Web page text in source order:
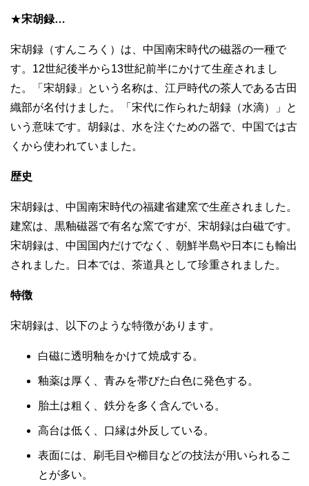
★宋胡録…
宋胡録（すんころく）は、中国南宋時代の磁器の一種で
す。12世紀後半から13世紀前半にかけて生産されまし
た。「宋胡録」という名称は、江戸時代の茶人である古田
織部が名付けました。「宋代に作られた胡録（水滴）」と
いう意味です。胡録は、水を注ぐための器で、中国では古
くから使われていました。
歴史
宋胡録は、中国南宋時代の福建省建窯で生産されました。
建窯は、黒釉磁器で有名な窯ですが、宋胡録は白磁です。
宋胡録は、中国国内だけでなく、朝鮮半島や日本にも輸出
されました。日本では、茶道具として珍重されました。
特徴
宋胡録は、以下のような特徴があります。
白磁に透明釉をかけて焼成する。
釉薬は厚く、青みを帯びた白色に発色する。
胎土は粗く、鉄分を多く含んでいる。
高台は低く、口縁は外反している。
表面には、刷毛目や櫛目などの技法が用いられるこ
とが多い。